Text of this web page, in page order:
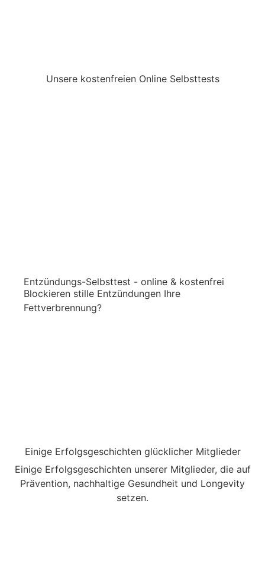
Unsere kostenfreien Online Selbsttests
Entzündungs-Selbsttest - online & kostenfrei
Blockieren stille Entzündungen Ihre
Fettverbrennung?
Einige Erfolgsgeschichten glücklicher Mitglieder
Einige Erfolgsgeschichten unserer Mitglieder, die auf
Prävention, nachhaltige Gesundheit und Longevity
setzen.